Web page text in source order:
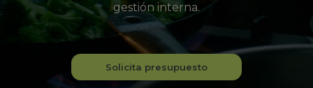
gestión interna.
Solicita presupuesto